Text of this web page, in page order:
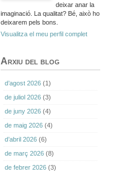
deixar anar la
imaginació. La qualitat? Bé, això ho
deixarem pels bons.
Visualitza el meu perfil complet
Arxiu del blog
d’agost 2026 (1)
de juliol 2026 (3)
de juny 2026 (4)
de maig 2026 (4)
d’abril 2026 (6)
de març 2026 (8)
de febrer 2026 (3)